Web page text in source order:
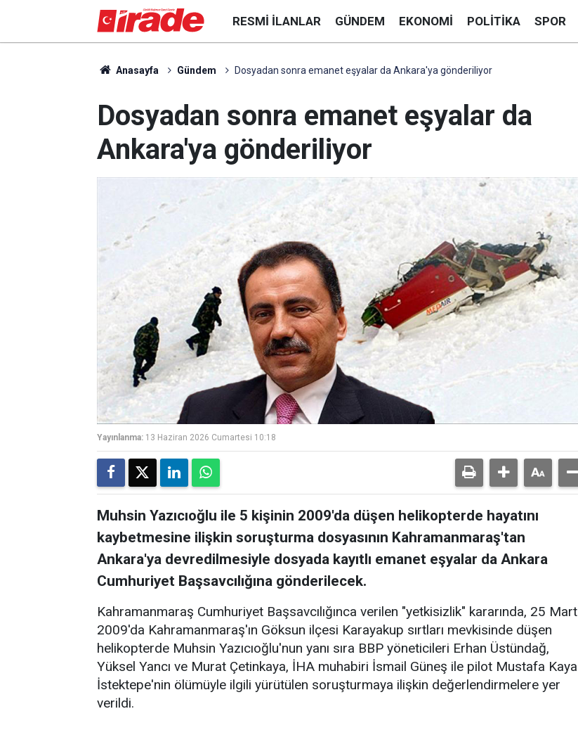
RESMI İLANLAR GÜNDEM EKONOMI POLITIKA SPOR
Anasayfa Gündem Dosyadan sonra emanet eşyalar da Ankara'ya gönderiliyor
Dosyadan sonra emanet eşyalar da
Ankara'ya gönderiliyor
Yayınlanma: 13 Haziran 2026 Cumartesi 10:18
Muhsin Yazıcıoğlu ile 5 kişinin 2009'da düşen helikopterde hayatını
kaybetmesine ilişkin soruşturma dosyasının Kahramanmaraş'tan
Ankara'ya devredilmesiyle dosyada kayıtlı emanet eşyalar da Ankara
Cumhuriyet Başsavcılığına gönderilecek.
Kahramanmaraş Cumhuriyet Başsavcılığınca verilen "yetkisizlik" kararında, 25 Mart
2009'da Kahramanmaraş'ın Göksun ilçesi Karayakup sırtları mevkisinde düşen
helikopterde Muhsin Yazıcıoğlu'nun yanı sıra BBP yöneticileri Erhan Üstündağ,
Yüksel Yancı ve Murat Çetinkaya, İHA muhabiri İsmail Güneş ile pilot Mustafa Kaya
İstektepe'nin ölümüyle ilgili yürütülen soruşturmaya ilişkin değerlendirmelere yer
verildi.